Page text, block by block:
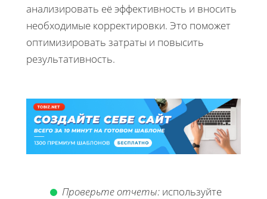
анализировать её эффективность и вносить
необходимые корректировки. Это поможет
оптимизировать затраты и повысить
результативность.
Проверьте отчеты: используйте